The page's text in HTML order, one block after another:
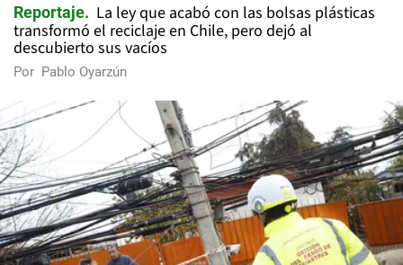
Reportaje
La ley que acabó con las bolsas plásticas
transformó el reciclaje en Chile, pero dejó al
descubierto sus vacíos
Por Pablo Oyarzún